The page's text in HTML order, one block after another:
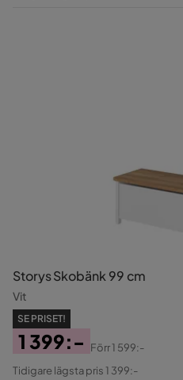
Storys Skobänk 99 cm
Vit
SE PRISET!
Pris
1 399:-
Original
Förr1 599:-
Tidigare lägsta pris 1 399:-